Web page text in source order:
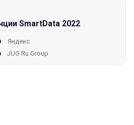
SmartData 2022
Яндекс
JUG Ru Group